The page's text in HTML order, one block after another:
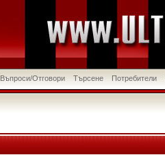
Въпроси/Отговори Търсене Потребители